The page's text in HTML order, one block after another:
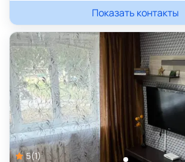
Показать контакты
5(1)